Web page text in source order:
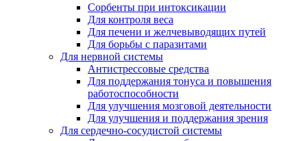
Сорбенты при интоксикации
Для контроля веса
Для печени и желчевыводящих путей
Для борьбы с паразитами
Для нервной системы
Антистрессовые средства
Для поддержания тонуса и повышения
работоспособности
Для улучшения мозговой деятельности
Для улучшения и поддержания зрения
Для сердечно-сосудистой системы